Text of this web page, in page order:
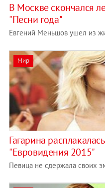
В Москве скончался
"Песни года"
Евгений Меньшов ушел из
Мир
Гагарина
"Евровидения 2015"
Певица не сдержала своих